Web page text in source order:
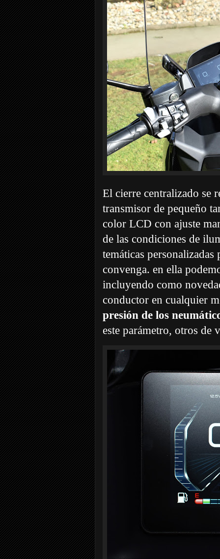
El cierre centralizado se
transmisor de pequeño
color LCD con ajuste
de las condiciones de
temáticas
convenga. en ella
incluyendo como
conductor en cualquier
presión de los
este parámetro, otros de